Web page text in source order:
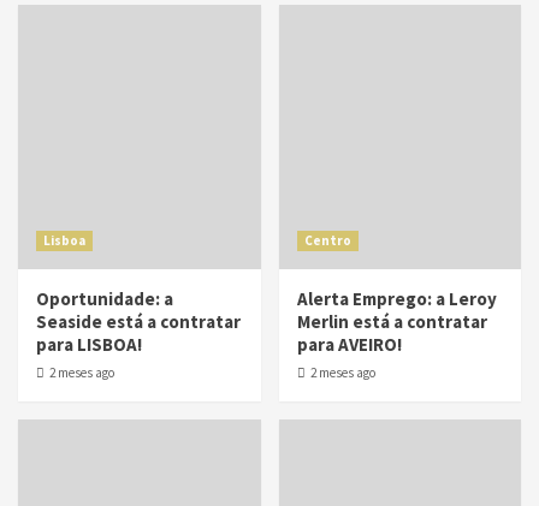
Lisboa
Oportunidade: a
Seaside está a contratar
para LISBOA!
2 meses ago
Centro
Alerta Emprego: a Leroy
Merlin está a contratar
para AVEIRO!
2 meses ago